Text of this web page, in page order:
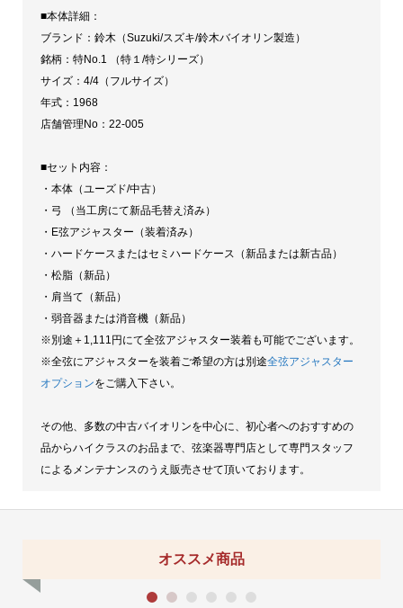
■本体詳細：
ブランド：鈴木（Suzuki/スズキ/鈴木バイオリン製造）
銘柄：特No.1 （特１/特シリーズ）
サイズ：4/4（フルサイズ）
年式：1968
店舗管理No：22-005
■セット内容：
・本体（ユーズド/中古）
・弓 （当工房にて新品毛替え済み）
・E弦アジャスター（装着済み）
・ハードケースまたはセミハードケース（新品または新古品）
・松脂（新品）
・肩当て（新品）
・弱音器または消音機（新品）
※別途＋1,111円にて全弦アジャスター装着も可能でございます。
※全弦にアジャスターを装着ご希望の方は別途全弦アジャスター
オプションをご購入下さい。
その他、多数の中古バイオリンを中心に、初心者へのおすすめの
品からハイクラスのお品まで、弦楽器専門店として専門スタッフ
によるメンテナンスのうえ販売させて頂いております。
オススメ商品
1 2 3 4 5 6